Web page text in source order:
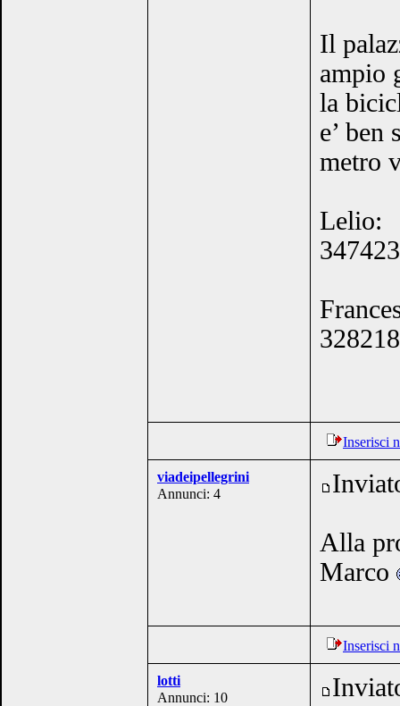
Il
ampio
la
e’
metro
Lelio:
Inserisci
viadeipellegrini
Annunci: 4
Alla
Marco
Inserisci
lotti
Annunci: 10